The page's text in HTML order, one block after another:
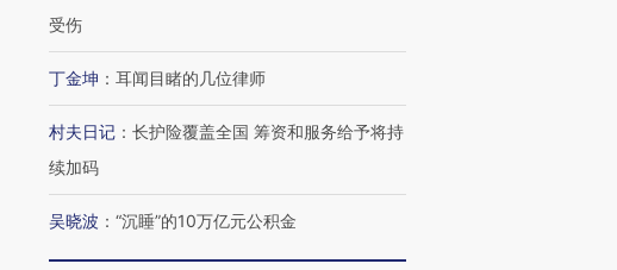
受伤
丁金坤 ： 耳闻目睹的几位律师
村夫日记 ： 长护险覆盖全国 筹资和服务给予将持
续加码
吴晓波 ： “沉睡”的10万亿元公积金